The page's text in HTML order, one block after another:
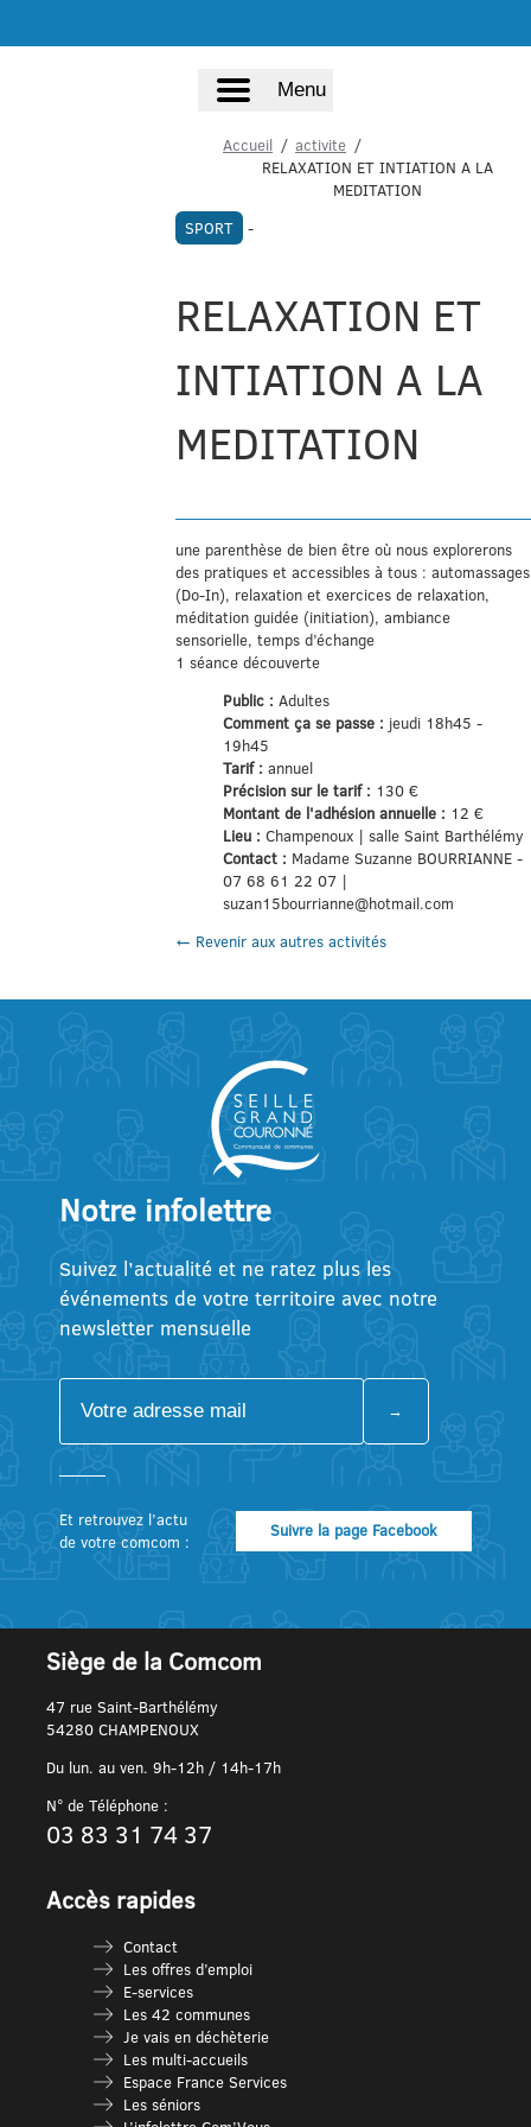
Menu
Accueil
activite
RELAXATION ET INTIATION A LA
MEDITATION
SPORT
-
RELAXATION ET
INTIATION A LA
MEDITATION
une parenthèse de bien être où nous explorerons
des pratiques et accessibles à tous : automassages
(Do-In), relaxation et exercices de relaxation,
méditation guidée (initiation), ambiance
sensorielle, temps d’échange
1 séance découverte
Public :Adultes
Comment ça se passe : jeudi 18h45 -
19h45
Tarif :annuel
Précision sur le tarif : 130 €
Montant de l'adhésion annuelle : 12 €
Lieu :Champenoux | salle Saint Barthélémy
Contact : Madame Suzanne BOURRIANNE -
07 68 61 22 07 |
suzan15bourrianne@hotmail.com
← Revenir aux autres activités
Notre infolettre
Suivez l’actualité et ne ratez plus les
événements de votre territoire avec notre
newsletter mensuelle
Et retrouvez l’actu
de votre comcom :
Suivre la page Facebook
Siège de la Comcom
47 rue Saint-Barthélémy
54280 CHAMPENOUX
Du lun. au ven. 9h-12h / 14h-17h
N° de Téléphone :
03 83 31 74 37
Accès rapides
Contact
Les offres d’emploi
E-services
Les 42 communes
Je vais en déchèterie
Les multi-accueils
Espace France Services
Les séniors